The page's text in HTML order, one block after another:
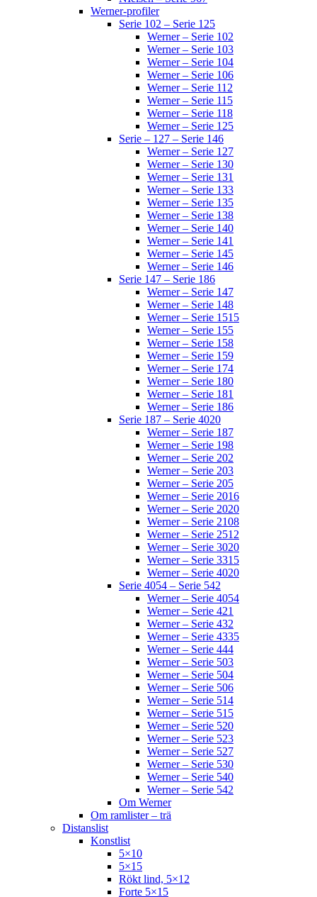
Werner-profiler
Serie 102 – Serie 125
Werner – Serie 102
Werner – Serie 103
Werner – Serie 104
Werner – Serie 106
Werner – Serie 112
Werner – Serie 115
Werner – Serie 118
Werner – Serie 125
Serie – 127 – Serie 146
Werner – Serie 127
Werner – Serie 130
Werner – Serie 131
Werner – Serie 133
Werner – Serie 135
Werner – Serie 138
Werner – Serie 140
Werner – Serie 141
Werner – Serie 145
Werner – Serie 146
Serie 147 – Serie 186
Werner – Serie 147
Werner – Serie 148
Werner – Serie 1515
Werner – Serie 155
Werner – Serie 158
Werner – Serie 159
Werner – Serie 174
Werner – Serie 180
Werner – Serie 181
Werner – Serie 186
Serie 187 – Serie 4020
Werner – Serie 187
Werner – Serie 198
Werner – Serie 202
Werner – Serie 203
Werner – Serie 205
Werner – Serie 2016
Werner – Serie 2020
Werner – Serie 2108
Werner – Serie 2512
Werner – Serie 3020
Werner – Serie 3315
Werner – Serie 4020
Serie 4054 – Serie 542
Werner – Serie 4054
Werner – Serie 421
Werner – Serie 432
Werner – Serie 4335
Werner – Serie 444
Werner – Serie 503
Werner – Serie 504
Werner – Serie 506
Werner – Serie 514
Werner – Serie 515
Werner – Serie 520
Werner – Serie 523
Werner – Serie 527
Werner – Serie 530
Werner – Serie 540
Werner – Serie 542
Om Werner
Om ramlister – trä
Distanslist
Konstlist
5×10
5×15
Rökt lind, 5×12
Forte 5×15